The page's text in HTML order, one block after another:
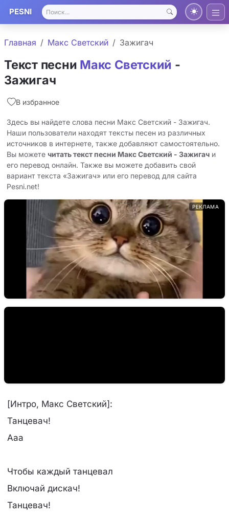
PESNI
Главная Макс Светский Зажигач
Текст песни Макс Светский -
Зажигач
В избранное
Здесь вы найдете слова песни Макс Светский - Зажигач.
Наши пользователи находят тексты песен из различных
источников в интернете, также добавляют самостоятельно.
Вы можете читать текст песни Макс Светский - Зажигач и
его перевод онлайн. Также вы можете добавить свой
вариант текста «Зажигач» или его перевод для сайта
Pesni.net!
РЕКЛАМА
[Интро, Макс Светский]:
Танцевач!
Ааа
Чтобы каждый танцевал
Включай дискач!
Танцевач!